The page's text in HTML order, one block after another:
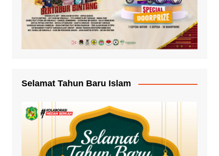
Selamat Tahun Baru Islam